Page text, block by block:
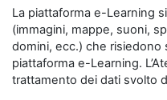
La piattaforma e-Learning
(immagini, mappe, suoni,
domini, ecc.) che risiedono
piattaforma e-Learning.
trattamento dei dati svolto